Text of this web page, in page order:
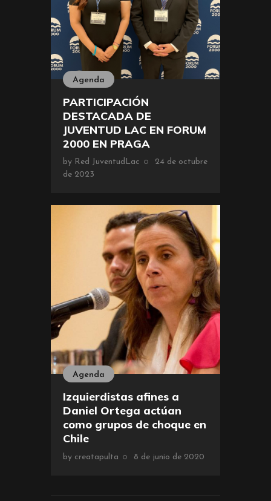
Agenda
PARTICIPACIÓN
DESTACADA DE
JUVENTUD LAC EN FORUM
2000 EN PRAGA
by Red JuventudLac
24 de octubre
de 2023
Agenda
Izquierdistas afines a
Daniel Ortega actúan
como grupos de choque en
Chile
by creatapulta 8 de junio de 2020